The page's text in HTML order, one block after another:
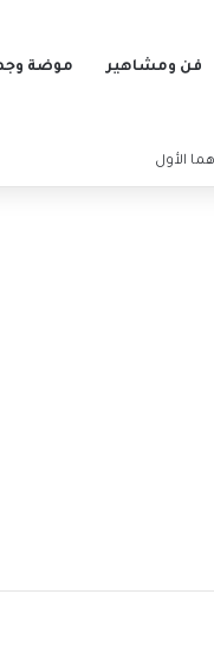
فن ومشاهير موضة
تعلق بفخر